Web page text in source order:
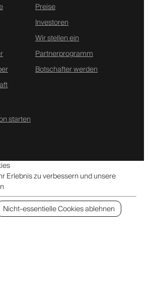
Preise
Investoren
Wir stellen ein
Partnerprogramm
Botschafter werden
starten
Erlebnis zu verbessern und unsere
Nicht-essentielle Cookies ablehnen